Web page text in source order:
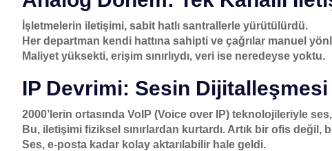
İşletmelerin iletişimi, sabit hatlı santrallerle yürütülürdü.
Her departman kendi hattına sahipti ve çağrılar manuel
Maliyet yüksekti, erişim sınırlıydı, veri ise neredeyse yoktu.
IP Devrimi: Sesin Dijitalleşmesi
2000’lerin ortasında VoIP (Voice over IP) teknolojileriyle
Bu, iletişimi fiziksel sınırlardan kurtardı. Artık bir ofis değil,
Ses, e-posta kadar kolay aktarılabilir hale geldi.